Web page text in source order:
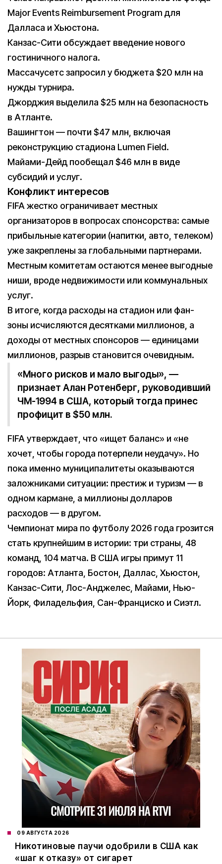
Major Events Reimbursement Program для
Далласа и Хьюстона.
Канзас-Сити обсуждает введение нового
гостиничного налога.
Массачусетс запросил у бюджета $20 млн на
нужды турнира.
Джорджия выделила $25 млн на безопасность
в Атланте.
Вашингтон — почти $47 млн, включая
реконструкцию стадиона Lumen Field.
Майами-Дейд пообещал $46 млн в виде
субсидий и услуг.
Конфликт интересов
FIFA жестко ограничивает местных
организаторов в вопросах спонсорства: самые
прибыльные категории (напитки, авто, телеком)
уже закреплены за глобальными партнерами.
Местным комитетам остаются менее выгодные
ниши, вроде недвижимости или коммунальных
услуг.
В итоге, когда расходы на стадион или фан-
зоны исчисляются десятками миллионов, а
доходы от местных спонсоров — единицами
миллионов, разрыв становится очевидным.
«Много рисков и мало выгоды», —
признает Алан Ротенберг, руководивший
ЧМ-1994 в США, который тогда принес
профицит в $50 млн.
FIFA утверждает, что «ищет баланс» и «не
хочет, чтобы города потерпели неудачу». Но
пока именно муниципалитеты оказываются
заложниками ситуации: престиж и туризм — в
одном кармане, а миллионы долларов
расходов — в другом.
Чемпионат мира по футболу 2026 года грозится
стать крупнейшим в истории: три страны, 48
команд, 104 матча. В США игры примут 11
городов: Атланта, Бостон, Даллас, Хьюстон,
Канзас-Сити, Лос-Анджелес, Майами, Нью-
Йорк, Филадельфия, Сан-Франциско и Сиэтл.
09 АВГУСТА 2026
Никотиновые паучи одобрили в США как
«шаг к отказу» от сигарет